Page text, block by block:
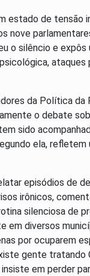
estado de tensão
nove
o silêncio e
da Política da
o debate
sido
ela,
episódios de
irônicos,
silenciosa de
em diversos
por ocuparem
gente tratando
em perder